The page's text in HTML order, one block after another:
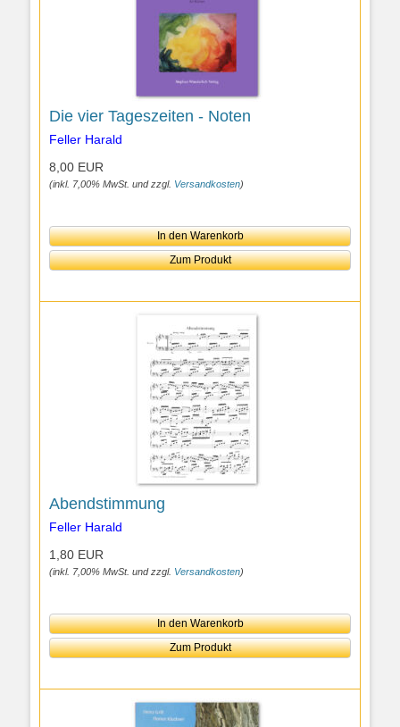
Die vier Tageszeiten - Noten
Feller Harald
8,00 EUR
(inkl. 7,00% MwSt. und zzgl. Versandkosten)
In den Warenkorb
Zum Produkt
Abendstimmung
Feller Harald
1,80 EUR
(inkl. 7,00% MwSt. und zzgl. Versandkosten)
In den Warenkorb
Zum Produkt